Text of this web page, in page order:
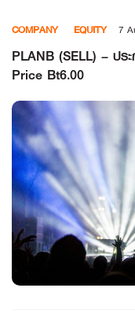
content
COMPANY EQUITY 7
PLANB (SELL) – ปร
Price Bt6.00